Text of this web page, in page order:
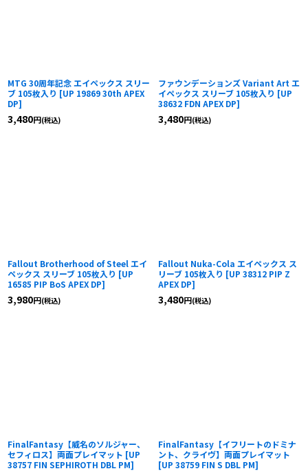
MTG 30周年記念 エイペックス スリー
ブ 105枚入り [UP 19869 30th APEX
DP]
3,480円(税込)
ファウンデーションズ Variant Art エ
イペックス スリーブ 105枚入り [UP
38632 FDN APEX DP]
3,480円(税込)
Fallout Brotherhood of Steel エイ
ペックス スリーブ 105枚入り [UP
16585 PIP BoS APEX DP]
3,980円(税込)
Fallout Nuka-Cola エイペックス ス
リーブ 105枚入り [UP 38312 PIP Z
APEX DP]
3,480円(税込)
FinalFantasy【威名のソルジャー、
セフィロス】両面プレイマット [UP
38757 FIN SEPHIROTH DBL PM]
FinalFantasy【イフリートのドミナ
ント、クライヴ】両面プレイマット
[UP 38759 FIN S DBL PM]